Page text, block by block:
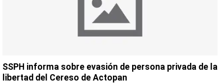
SSPH informa sobre evasión de persona privada de la
libertad del Cereso de Actopan